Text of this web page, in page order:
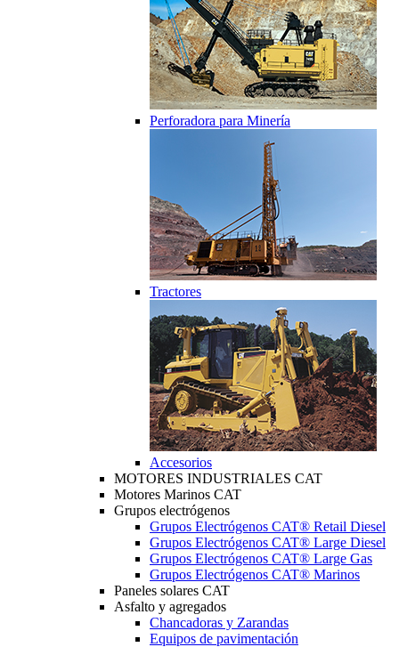
Perforadora para Minería
Tractores
Accesorios
MOTORES INDUSTRIALES CAT
Motores Marinos CAT
Grupos electrógenos
Grupos Electrógenos CAT® Retail Diesel
Grupos Electrógenos CAT® Large Diesel
Grupos Electrógenos CAT® Large Gas
Grupos Electrógenos CAT® Marinos
Paneles solares CAT
Asfalto y agregados
Chancadoras y Zarandas
Equipos de pavimentación